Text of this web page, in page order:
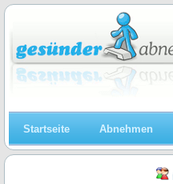
Startseite Abnehmen